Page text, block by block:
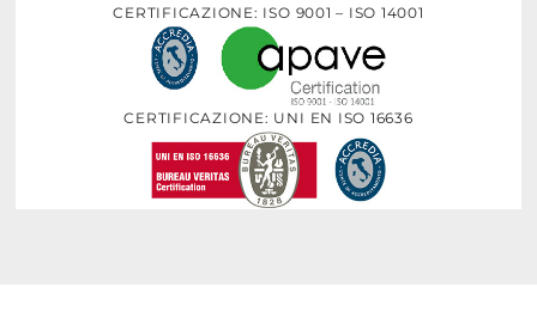
CERTIFICAZIONE: ISO 9001 – ISO 14001
CERTIFICAZIONE: UNI EN ISO 16636